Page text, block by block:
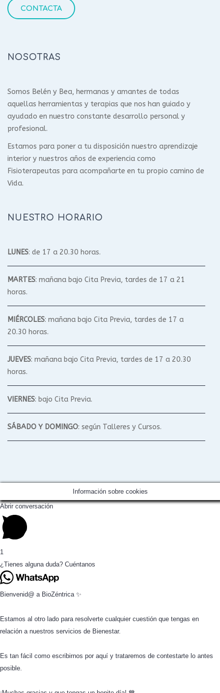
CONTACTA
NOSOTRAS
Somos Belén y Bea, hermanas y amantes de todas
aquellas herramientas y terapias que nos han guiado y
ayudado en nuestro constante desarrollo personal y
profesional.
Estamos para poner a tu disposición nuestro aprendizaje
interior y nuestros años de experiencia como
Fisioterapeutas para acompañarte en tu propio camino de
Vida.
NUESTRO HORARIO
LUNES: de 17 a 20.30 horas.
MARTES: mañana bajo Cita Previa, tardes de 17 a 21
horas.
MIÉRCOLES: mañana bajo Cita Previa, tardes de 17 a
20.30 horas.
JUEVES: mañana bajo Cita Previa, tardes de 17 a 20.30
horas.
VIERNES: bajo Cita Previa.
SÁBADO Y DOMINGO: según Talleres y Cursos.
Información sobre cookies
Abrir conversación
1
¿Tienes alguna duda? Cuéntanos
Bienvenid@ a BioZéntrica ✨
Estamos al otro lado para resolverte cualquier cuestión que tengas en
relación a nuestros servicios de Bienestar.
Es tan fácil como escribirnos por aquí y trataremos de contestarte lo antes
posible.